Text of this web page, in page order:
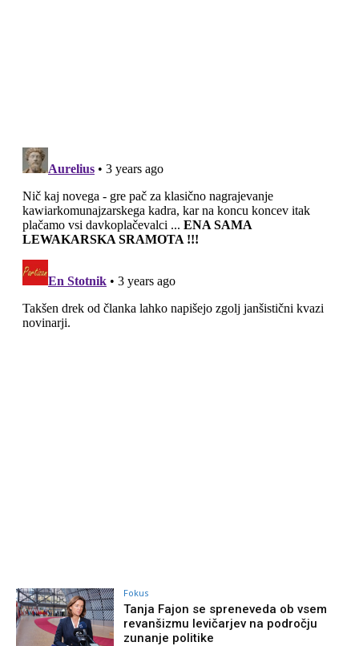
Fokus
Tanja Fajon se spreneveda ob vsem
revanšizmu levičarjev na področju
zunanje politike